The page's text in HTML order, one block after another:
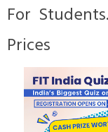
For
Prices